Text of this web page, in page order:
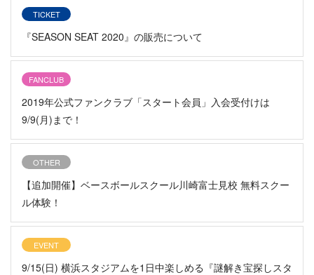
TICKET
『SEASON SEAT 2020』の販売について
FANCLUB
2019年公式ファンクラブ「スタート会員」入会受付けは
9/9(月)まで！
OTHER
【追加開催】ベースボールスクール川崎富士見校 無料スクー
ル体験！
EVENT
9/15(日) 横浜スタジアムを1日中楽しめる『謎解き宝探しスタ